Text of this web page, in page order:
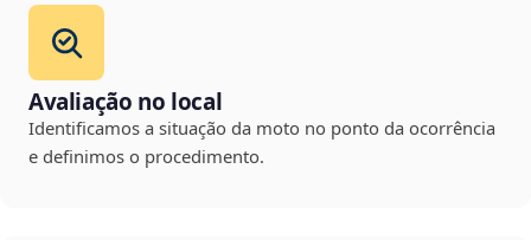
Avaliação no local
Identificamos a situação da moto no ponto da ocorrência
e definimos o procedimento.